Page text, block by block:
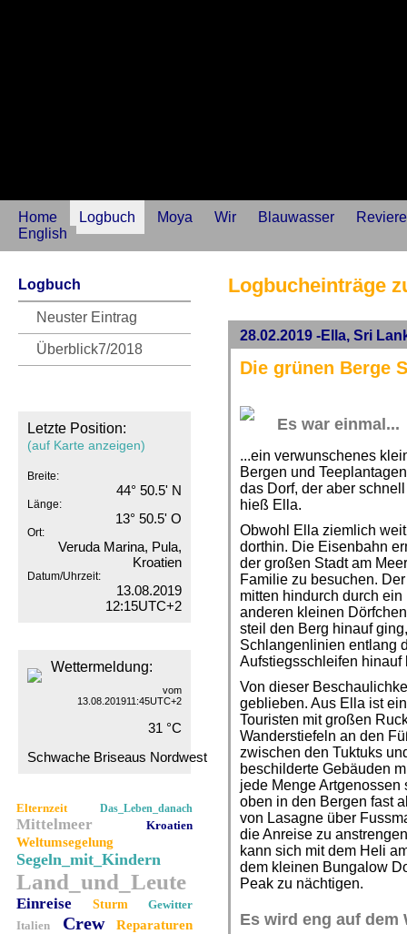
Home Logbuch Moya Wir Blauwasser
Reviere
English
Logbuch
Neuster Eintrag
Überblick7/2018
Letzte Position:
(auf Karte anzeigen)
Breite:
44° 50.5' N
Länge:
13° 50.5' O
Ort:
Veruda Marina, Pula,
Kroatien
Datum/Uhrzeit:
13.08.2019
12:15UTC+2
Wettermeldung:
vom
13.08.201911:45UTC+2
31 °C
Schwache Briseaus Nordwest
Elternzeit Das_Leben_danach
Mittelmeer Kroatien
Weltumsegelung
Segeln_mit_Kindern
Land_und_Leute
Einreise Sturm
Gewitter
Italien
Crew
Reparaturen
Logbucheinträge
28.02.2019 -Ella, Sri
Die grünen Berge
Es war einmal...
...ein verwunschenes
Bergen und
das Dorf, der aber
hieß Ella.
Obwohl Ella ziemlich
dorthin. Die Eisenbahn
der großen Stadt am
Familie zu besuchen.
mitten hindurch durch
anderen kleinen
steil den Berg hinauf
Schlangenlinien entlang
Aufstiegsschleifen hinauf
Von dieser
geblieben. Aus Ella ist
Touristen mit großen
Wanderstiefeln an den
zwischen den Tuktuks
beschilderte Gebäuden
jede Menge
oben in den Bergen fast
von Lasagne über
die Anreise zu
kann sich mit dem Heli
dem kleinen Bungalow
Peak zu nächtigen.
Es wird eng auf dem